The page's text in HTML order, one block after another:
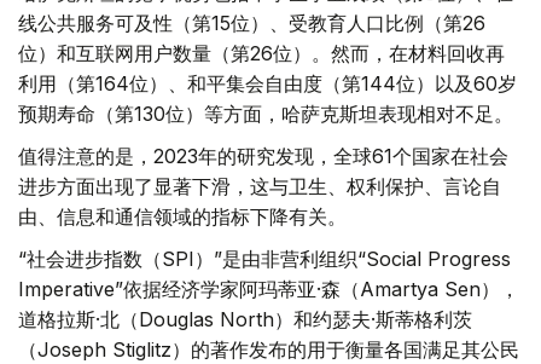
线公共服务可及性（第15位）、受教育人口比例（第26
位）和互联网用户数量（第26位）。然而，在材料回收再
利用（第164位）、和平集会自由度（第144位）以及60岁
预期寿命（第130位）等方面，哈萨克斯坦表现相对不足。
值得注意的是，2023年的研究发现，全球61个国家在社会
进步方面出现了显著下滑，这与卫生、权利保护、言论自
由、信息和通信领域的指标下降有关。
“社会进步指数（SPI）”是由非营利组织“Social Progress
Imperative”依据经济学家阿玛蒂亚·森（Amartya Sen），
道格拉斯·北（Douglas North）和约瑟夫·斯蒂格利茨
（Joseph Stiglitz）的著作发布的用于衡量各国满足其公民